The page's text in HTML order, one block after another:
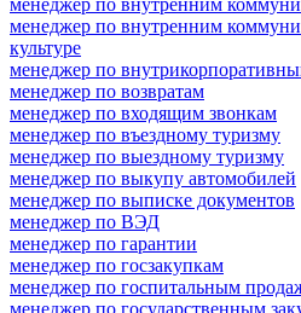
менеджер по внутренним
культуре
менеджер по
менеджер по возвратам
менеджер по входящим звонкам
менеджер по въездному туризму
менеджер по выездному туризму
менеджер по выкупу автомобилей
менеджер по выписке документов
менеджер по ВЭД
менеджер по гарантии
менеджер по госзакупкам
менеджер по госпитальным
менеджер по государственным